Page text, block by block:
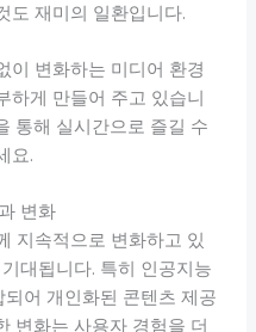
도 재미의 일환입니다.
이 변화하는 미디어 환경
하게 만들어 주고 있습니
통해 실시간으로 즐길 수
요.
변화
지속적으로 변화하고 있
대됩니다. 특히 인공지능
어 개인화된 콘텐츠 제공
변화는 사용자 경험을 더